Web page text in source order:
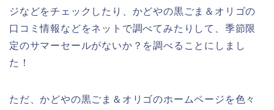
ジなどをチェックしたり、かどやの黒ごま＆オリゴの
口コミ情報などをネットで調べてみたりして、季節限
定のサマーセールがないか？を調べることにしまし
た！
ただ、かどやの黒ごま＆オリゴのホームページを色々